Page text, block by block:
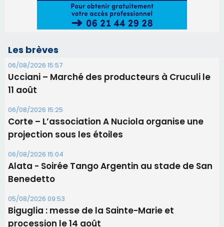
Les brèves
06/08/2026 15:57
Ucciani – Marché des producteurs à Cruculi le
11 août
06/08/2026 15:25
Corte – L’association A Nuciola organise une
projection sous les étoiles
06/08/2026 15:04
Alata - Soirée Tango Argentin au stade de San
Benedetto
05/08/2026 09:53
Biguglia : messe de la Sainte-Marie et
procession le 14 août